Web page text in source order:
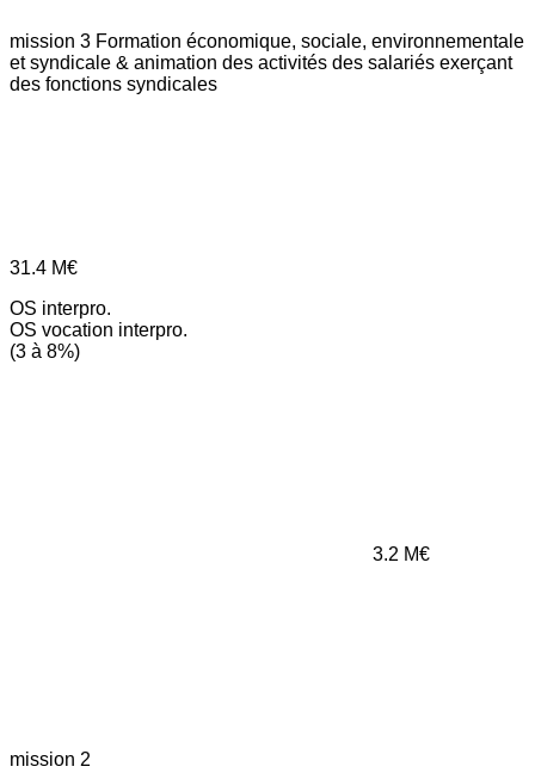
mission 3 Formation économique, sociale, environnementale
et syndicale & animation des activités des salariés exerçant
des fonctions syndicales
31.4 M€
OS interpro.
OS vocation interpro.
(3 à 8%)
3.2 M€
mission 2